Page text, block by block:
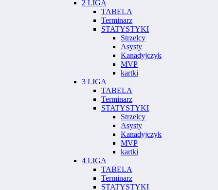
2 LIGA
TABELA
Terminarz
STATYSTYKI
Strzelcy
Asysty
Kanadyjczyk
MVP
kartki
3 LIGA
TABELA
Terminarz
STATYSTYKI
Strzelcy
Asysty
Kanadyjczyk
MVP
kartki
4 LIGA
TABELA
Terminarz
STATYSTYKI